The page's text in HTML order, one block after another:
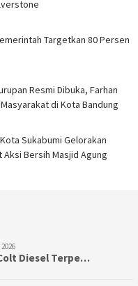
Targetkan 80 Persen
Resmi Dibuka, Farhan
di Kota Bandung
Sukabumi Gelorakan
Aksi Bersih Masjid Agung
Diesel Terpe…